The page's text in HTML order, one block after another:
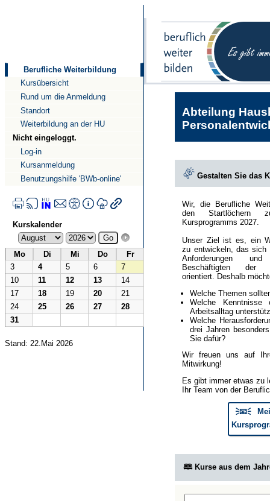
Berufliche Weiterbildung
Kursübersicht
Rund um die Anmeldung
Standort
Weiterbildung an der HU
Nicht eingeloggt.
Log-in
Kursanmeldung
Benutzungshilfe 'BWb-online'
Kurskalender
Mo Di Mi Do
Fr
3
4 5 6
7
10
11 12 13
14
17
18 19 20
21
24
25 26 27
28
31
Stand: 22.Mai 2026
Abteilung
Gestalten Sie das
Wir, die Berufliche
den Startlöchern
Kursprogramms 2027.
Unser Ziel ist es, ein
zu entwickeln, das sich
Anforderungen
Beschäftigten der
orientiert. Deshalb
Welche Themen
Welche
Arbeitsalltag
Welche
drei Jahren
Sie dafür?
Wir freuen uns auf
Mitwirkung!
Es gibt immer etwas zu
Ihr Team von der
🗦📧🗧
🕮 Kurse aus dem